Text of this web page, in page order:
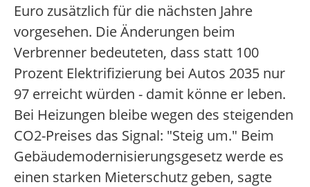
Euro zusätzlich für die nächsten Jahre
vorgesehen. Die Änderungen beim
Verbrenner bedeuteten, dass statt 100
Prozent Elektrifizierung bei Autos 2035 nur
97 erreicht würden - damit könne er leben.
Bei Heizungen bleibe wegen des steigenden
CO2-Preises das Signal: "Steig um." Beim
Gebäudemodernisierungsgesetz werde es
einen starken Mieterschutz geben, sagte